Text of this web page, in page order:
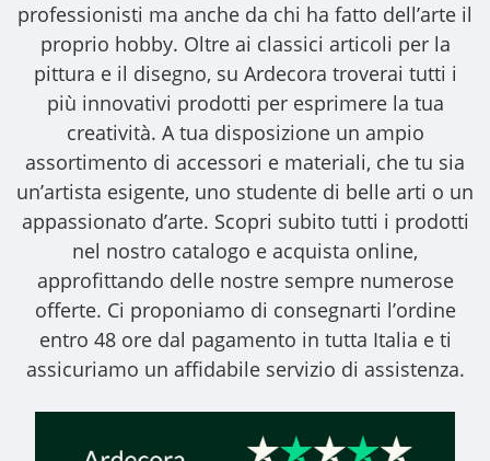
professionisti ma anche da chi ha fatto dell’arte il
proprio hobby. Oltre ai classici articoli per la
pittura e il disegno, su Ardecora troverai tutti i
più innovativi prodotti per esprimere la tua
creatività. A tua disposizione un ampio
assortimento di accessori e materiali, che tu sia
un’artista esigente, uno studente di belle arti o un
appassionato d’arte. Scopri subito tutti i prodotti
nel nostro catalogo e acquista online,
approfittando delle nostre sempre numerose
offerte. Ci proponiamo di consegnarti l’ordine
entro 48 ore dal pagamento in tutta Italia e ti
assicuriamo un affidabile servizio di assistenza.